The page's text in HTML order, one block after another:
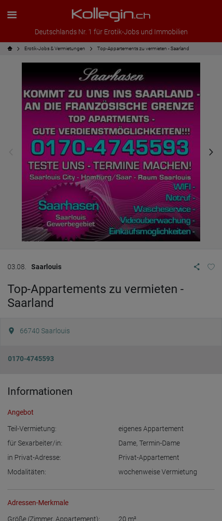
Deutschlands Nr. 1 für Erotik-Jobs und Immobilien
Erotik-Jobs & Vermietungen Top-Appartements zu vermieten - Saarland
03.08. Saarlouis
Top-Appartements zu vermieten -
Saarland
66740 Saarlouis
0170-4745593
Informationen
Angebot
Teil-Vermietung:
eigenes Appartement
für Sexarbeiter/in:
Dame, Termin-Dame
in Privat-Adresse:
Privat-Appartement
Modalitäten:
wochenweise Vermietung
Adressen-Merkmale
Größe (Zimmer, Appartement): 20 m²